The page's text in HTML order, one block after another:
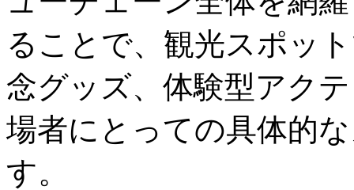
ることで、観光スポッ
念グッズ、体験型アク
場者にとっての具体的
す。